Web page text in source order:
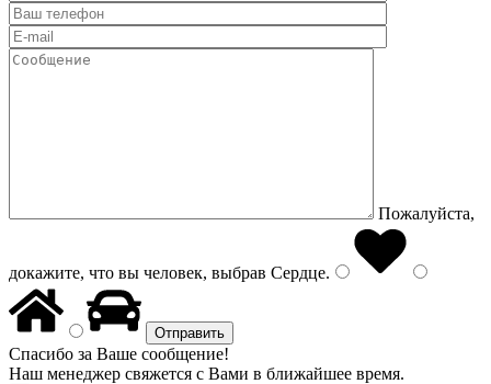
Пожалуйста,
докажите, что вы человек, выбрав Сердце.
Спасибо за Ваше сообщение!
Наш менеджер свяжется с Вами в ближайшее время.